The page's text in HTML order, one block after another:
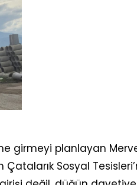
girmeyi planlayan
Sosyal